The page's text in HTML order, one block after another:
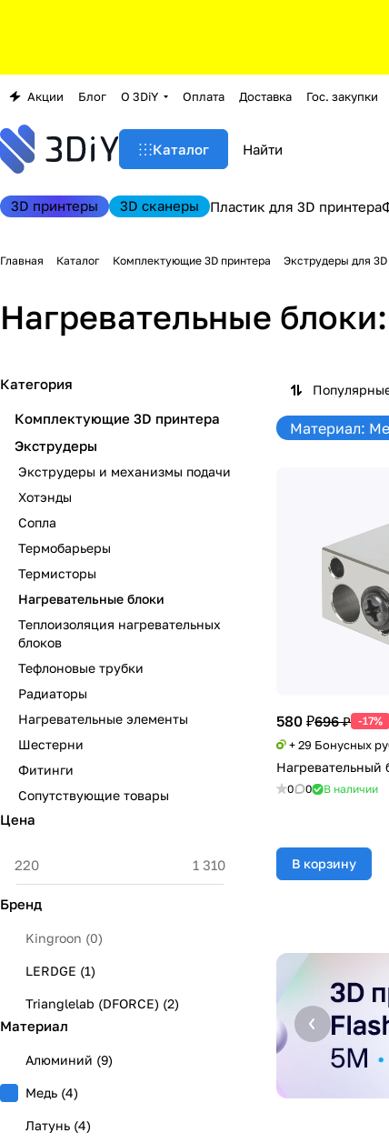
Акции Блог О 3DiY Оплата Доставка Гос. закупки
Каталог
3D принтеры 3D сканеры Пластик для 3D принтера
Главная Каталог Комплектующие 3D принтера Экструдеры для 3D
Нагревательные
Материал:
580 ₽696 ₽ -17%
+ 29 Бонусных
Нагревательный
0 0 В наличии
В корзину
Категория
Комплектующие 3D принтера
Экструдеры
Экструдеры и механизмы подачи
Хотэнды
Сопла
Термобарьеры
Термисторы
Нагревательные блоки
Теплоизоляция нагревательных
блоков
Тефлоновые трубки
Радиаторы
Нагревательные элементы
Шестерни
Фитинги
Сопутствующие товары
Цена
Бренд
Kingroon (0)
LERDGE (1)
Trianglelab (DFORCE) (2)
Материал
Алюминий (9)
Медь (4)
Латунь (4)